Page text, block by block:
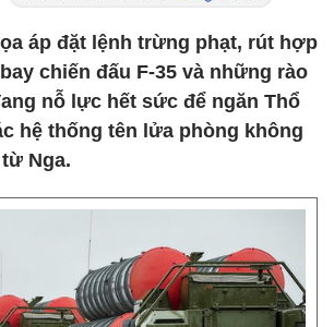
áp đặt lệnh trừng phạt, rút hợp
chiến đấu F-35 và những rào
nỗ lực hết sức để ngăn Thổ
hệ thống tên lửa phòng không
Nga.